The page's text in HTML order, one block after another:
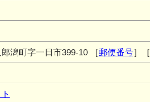
潟町字一日市399-10 ［郵便番号］［